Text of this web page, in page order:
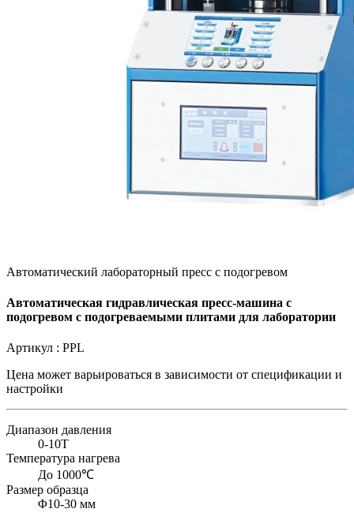
Автоматический лабораторный пресс с подогревом
Автоматическая гидравлическая пресс-машина с
подогревом с подогреваемыми плитами для лаборатории
Артикул : PPL
Цена может варьироваться в зависимости от спецификации и
настройки
Диапазон давления
0-10T
Температура нагрева
До 1000℃
Размер образца
Φ10-30 мм